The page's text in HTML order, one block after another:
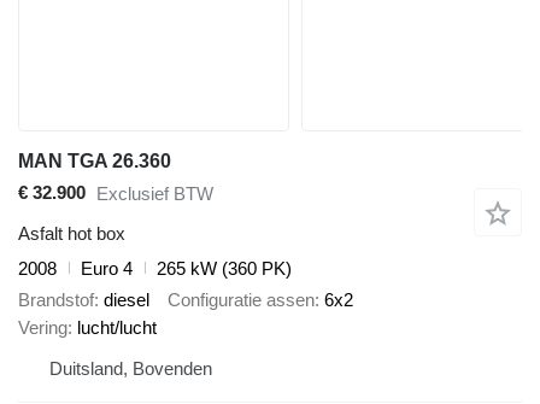
MAN TGA 26.360
€ 32.900 Exclusief BTW
Asfalt hot box
2008
Euro 4
265 kW (360 PK)
Brandstof diesel Configuratie assen 6x2
Vering lucht/lucht
Duitsland, Bovenden